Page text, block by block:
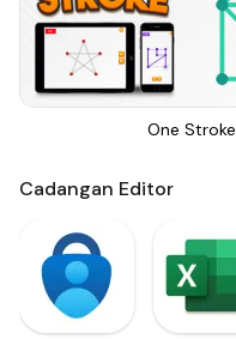
One Stroke
Cadangan Editor